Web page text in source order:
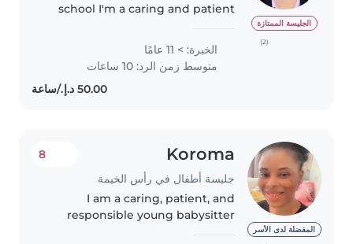
الجليسة الممتازة
(2)
school I'm a caring and patient
decade of experience looking
after children of all ages, from
babies to preschoolers. I've..
الخبرة: > 11 عامًا
متوسط زمن الرد: 10 ساعات
المفضلة لدى الأسر
Koroma
جليسة أطفال في رأس الخيمة
8
I am a caring, patient, and
responsible young babysitter